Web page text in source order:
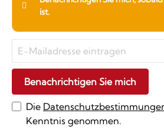
ist.
Benachrichtigen Sie mich
Die
Kenntnis genommen.